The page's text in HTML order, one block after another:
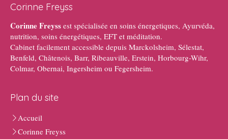
Corinne Freyss
Corinne Freyss est spécialisée en soins énergetiques, Ayurvéda,
nutrition, soins énergétiques, EFT et méditation.
Cabinet facilement accessible depuis Marckolsheim, Sélestat,
Benfeld, Châtenois, Barr, Ribeauville, Erstein, Horbourg-Wihr,
Colmar, Obernai, Ingersheim ou Fegersheim.
Plan du site
Accueil
Corinne Freyss